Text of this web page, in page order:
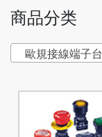
商品分类
歐規接線端子台